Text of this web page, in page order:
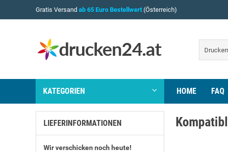
Gratis Versand ab 65 Euro Bestellwert (Österreich)
KATEGORIEN HOME FAQ
LIEFERINFORMATIONEN
Wir verschicken noch heute!